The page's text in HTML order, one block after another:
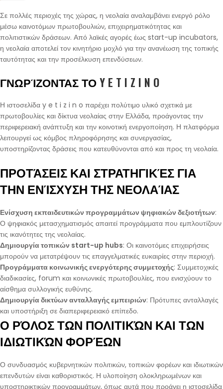
Σε πολλές περιοχές της χώρας, η νεολαία αναλαμβάνει ενεργό ρόλο
μέσω καινοτόμων πρωτοβουλιών, επιχειρηματικότητας και
πολιτιστικών δράσεων. Από λαϊκές αγορές έως start-up incubators,
η νεολαία αποτελεί τον κινητήριο μοχλό για την ανανέωση της τοπικής
ταυτότητας και την προσέλκυση επενδύσεων.
ΓΝΩΡΊΖΟΝΤΑΣ ΤΟY E T I Z I N O
Η ιστοσελίδα y e t i z i n o παρέχει πολύτιμο υλικό σχετικά με
πρωτοβουλίες και δίκτυα νεολαίας στην Ελλάδα, προάγοντας την
περιφερειακή ανάπτυξη και την κοινοτική ενεργοποίηση. Η πλατφόρμα
λειτουργεί ως κόμβος πληροφόρησης και συνεργασίας,
υποστηρίζοντας δράσεις που κατευθύνονται από και προς τη νεολαία.
ΠΡΟΤΆΣΕΙΣ ΚΑΙ ΣΤΡΑΤΗΓΙΚΈΣ ΓΙΑ
ΤΗΝ ΕΝΊΣΧΥΣΗ ΤΗΣ ΝΕΟΛΑΊΑΣ
Ενίσχυση εκπαιδευτικών προγραμμάτων ψηφιακών δεξιοτήτων:
Ο ψηφιακός μετασχηματισμός απαιτεί προγράμματα που εμπλουτίζουν
τις ικανότητες της νεολαίας.
Δημιουργία τοπικών start-up hubs: Οι καινοτόμες επιχειρήσεις
μπορούν να μετατρέψουν τις επαγγελματικές ευκαιρίες στην περιοχή.
Προγράμματα κοινωνικής ενεργότερης συμμετοχής: Συμμετοχικές
διαδικασίες, forum και κοινωνικές πρωτοβουλίες, που ενισχύουν το
αίσθημα συλλογικής ευθύνης.
Δημιουργία δικτύων ανταλλαγής εμπειριών: Πρότυπες ανταλλαγές
και υποστήριξη σε διαπεριφερειακό επίπεδο.
Ο ΡΌΛΟΣ ΤΩΝ ΠΟΛΙΤΙΚΏΝ ΚΑΙ ΤΩΝ
ΙΔΙΩΤΙΚΏΝ ΦΟΡΈΩΝ
Ο συνδυασμός κυβερνητικών πολιτικών, τοπικών φορέων και ιδιωτικών
επενδυτών είναι καθοριστικός. Η υλοποίηση ολοκληρωμένων και
υποστηρικτικών προγραμμάτων, όπως αυτά που προάγει η ιστοσελίδα